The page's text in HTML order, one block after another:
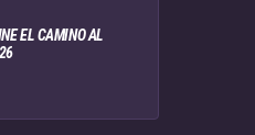
EL CAMINO AL